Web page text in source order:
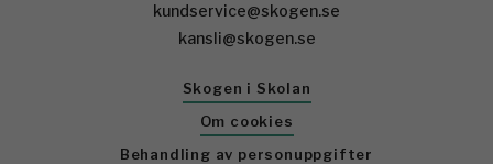
kundservice@skogen.se
kansli@skogen.se
Skogen i Skolan
Om cookies
Behandling av personuppgifter